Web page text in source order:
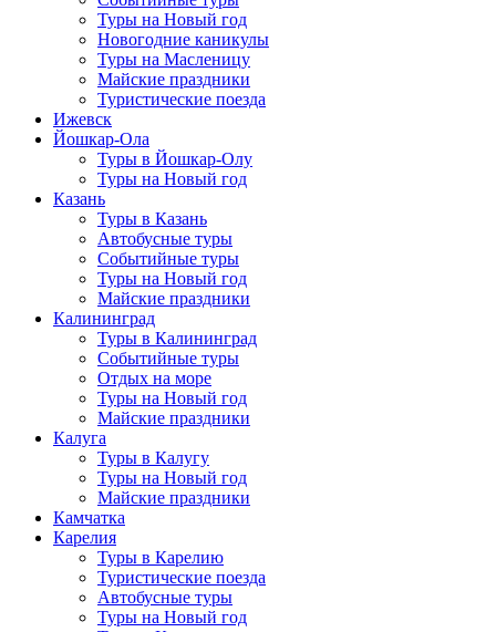
Туры на Новый год
Новогодние каникулы
Туры на Масленицу
Майские праздники
Туристические поезда
Ижевск
Йошкар-Ола
Туры в Йошкар-Олу
Туры на Новый год
Казань
Туры в Казань
Автобусные туры
Событийные туры
Туры на Новый год
Майские праздники
Калининград
Туры в Калининград
Событийные туры
Отдых на море
Туры на Новый год
Майские праздники
Калуга
Туры в Калугу
Туры на Новый год
Майские праздники
Камчатка
Карелия
Туры в Карелию
Туристические поезда
Автобусные туры
Туры на Новый год